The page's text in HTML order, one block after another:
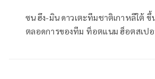
ซน ฮึง-มิน ดาวเตะทีมชาติเกาหลีใต้
ตลอดการของทีม ท็อตแนม ฮ็อตสเป